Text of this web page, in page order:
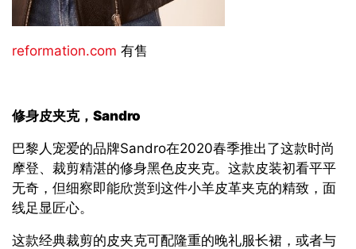
reformation.com 有售
修身皮夹克， Sandro
巴黎人宠爱的品牌Sandro在2020春季推出了这款时尚
摩登、裁剪精湛的修身黑色皮夹克。这款皮装初看平平
无奇，但细察即能欣赏到这件小羊皮革夹克的精致，面
线足显匠心。
这款经典裁剪的皮夹克可配隆重的晚礼服长裙，或者与